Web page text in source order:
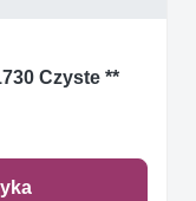
Czyste **